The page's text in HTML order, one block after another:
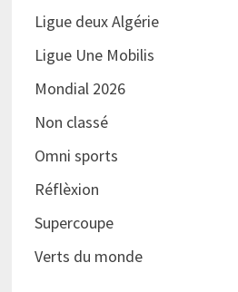
Ligue deux Algérie
Ligue Une Mobilis
Mondial 2026
Non classé
Omni sports
Réflèxion
Supercoupe
Verts du monde